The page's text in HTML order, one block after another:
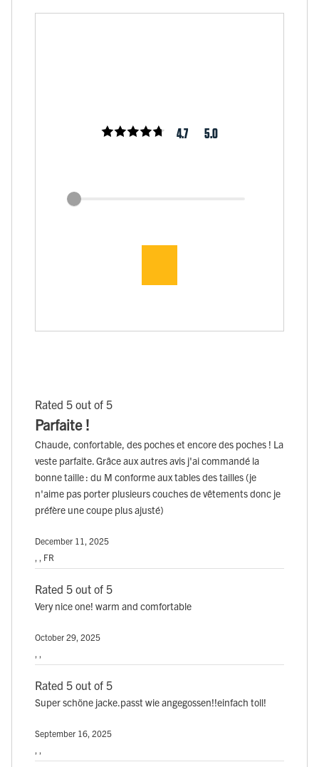
4.7 5.0
Rated 5 out of 5
Parfaite !
Chaude, confortable, des poches et encore des poches ! La
veste parfaite. Grâce aux autres avis j'ai commandé la
bonne taille : du M conforme aux tables des tailles (je
n'aime pas porter plusieurs couches de vêtements donc je
préfère une coupe plus ajusté)
December 11, 2025
, , FR
Rated 5 out of 5
Very nice one! warm and comfortable
October 29, 2025
Rated 5 out of 5
Super schöne jacke.passt wie angegossen!!einfach toll!
September 16, 2025